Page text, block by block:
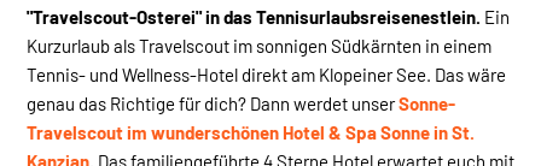
"Travelscout-Osterei" in das Tennisurlaubsreisenestlein. Ein
Kurzurlaub als Travelscout im sonnigen Südkärnten in einem
Tennis- und Wellness-Hotel direkt am Klopeiner See. Das wäre
genau das Richtige für dich? Dann werdet unserSonne-
Travelscout im wunderschönen Hotel & Spa Sonne in St.
Kanzian . Das familiengeführte 4 Sterne Hotel erwartet euch mit